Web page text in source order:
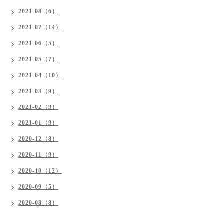
2021-08（6）
2021-07（14）
2021-06（5）
2021-05（7）
2021-04（10）
2021-03（9）
2021-02（9）
2021-01（9）
2020-12（8）
2020-11（9）
2020-10（12）
2020-09（5）
2020-08（8）